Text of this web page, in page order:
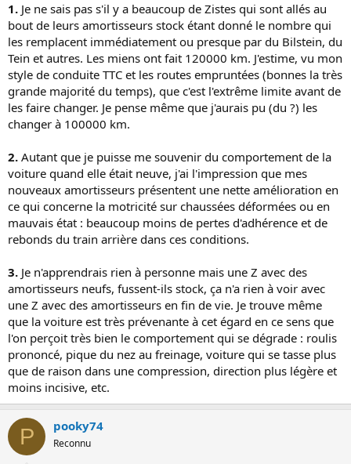
1. Je ne sais pas s'il y a beaucoup de Zistes qui sont allés au
bout de leurs amortisseurs stock étant donné le nombre qui
les remplacent immédiatement ou presque par du Bilstein, du
Tein et autres. Les miens ont fait 120000 km. J'estime, vu mon
style de conduite TTC et les routes empruntées (bonnes la très
grande majorité du temps), que c'est l'extrême limite avant de
les faire changer. Je pense même que j'aurais pu (du ?) les
changer à 100000 km.
2. Autant que je puisse me souvenir du comportement de la
voiture quand elle était neuve, j'ai l'impression que mes
nouveaux amortisseurs présentent une nette amélioration en
ce qui concerne la motricité sur chaussées déformées ou en
mauvais état : beaucoup moins de pertes d'adhérence et de
rebonds du train arrière dans ces conditions.
3. Je n'apprendrais rien à personne mais une Z avec des
amortisseurs neufs, fussent-ils stock, ça n'a rien à voir avec
une Z avec des amortisseurs en fin de vie. Je trouve même
que la voiture est très prévenante à cet égard en ce sens que
l'on perçoit très bien le comportement qui se dégrade : roulis
prononcé, pique du nez au freinage, voiture qui se tasse plus
que de raison dans une compression, direction plus légère et
moins incisive, etc.
P pooky74
Reconnu